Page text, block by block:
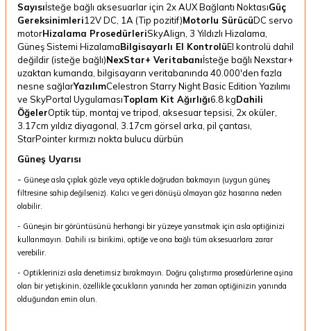
Sayısıİsteğe bağlı aksesuarlar için 2x AUX Bağlantı NoktasıGüç
Gereksinimleri12V DC, 1A (Tip pozitif)Motorlu SürücüDC servo
motorHizalama ProsedürleriSkyAlign, 3 Yıldızlı Hizalama,
Güneş Sistemi HizalamaBilgisayarlı El KontrolüEl kontrolü dahil
değildir (isteğe bağlı)NexStar+ Veritabanıİsteğe bağlı Nexstar+
uzaktan kumanda, bilgisayarın veritabanında 40.000'den fazla
nesne sağlarYazılımCelestron Starry Night Basic Edition Yazılımı
ve SkyPortal UygulamasıToplam Kit Ağırlığı6.8 kgDahili
ÖğelerOptik tüp, montaj ve tripod, aksesuar tepsisi, 2x oküler,
3.17cm yıldız diyagonal, 3.17cm görsel arka, pil çantası,
StarPointer kırmızı nokta bulucu dürbün
Güneş Uyarısı
- Güneşe asla çıplak gözle veya optikle doğrudan bakmayın (uygun güneş
filtresine sahip değilseniz). Kalıcı ve geri dönüşü olmayan göz hasarına neden
olabilir.
- Güneşin bir görüntüsünü herhangi bir yüzeye yansıtmak için asla optiğinizi
kullanmayın. Dahili ısı birikimi, optiğe ve ona bağlı tüm aksesuarlara zarar
verebilir.
- Optiklerinizi asla denetimsiz bırakmayın. Doğru çalıştırma prosedürlerine aşina
olan bir yetişkinin, özellikle çocukların yanında her zaman optiğinizin yanında
olduğundan emin olun.